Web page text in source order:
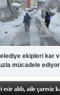
ekipleri kar
mücadele ediyor
esir aldı, aile çaresiz